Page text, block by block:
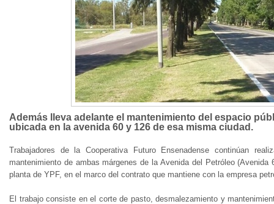
Además lleva adelante el mantenimiento del espacio
ubicada en la avenida 60 y 126 de esa misma ciudad.
Trabajadores de la Cooperativa Futuro Ensenadense continúan
mantenimiento de ambas márgenes de la Avenida del Petróleo
planta de YPF, en el marco del contrato que mantiene con la empresa
El trabajo consiste en el corte de pasto, desmalezamiento y